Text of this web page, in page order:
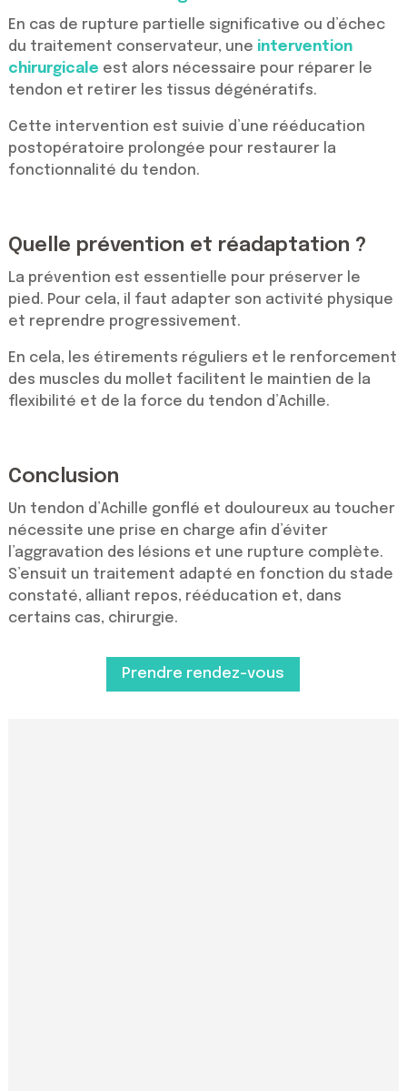
En cas de rupture partielle significative ou d’échec
du traitement conservateur, une intervention
chirurgicale est alors nécessaire pour réparer le
tendon et retirer les tissus dégénératifs.
Cette intervention est suivie d’une rééducation
postopératoire prolongée pour restaurer la
fonctionnalité du tendon.
Quelle prévention et réadaptation ?
La prévention est essentielle pour préserver le
pied. Pour cela, il faut adapter son activité physique
et reprendre progressivement.
En cela, les étirements réguliers et le renforcement
des muscles du mollet facilitent le maintien de la
flexibilité et de la force du tendon d’Achille.
Conclusion
Un tendon d’Achille gonflé et douloureux au toucher
nécessite une prise en charge afin d’éviter
l’aggravation des lésions et une rupture complète.
S’ensuit un traitement adapté en fonction du stade
constaté, alliant repos, rééducation et, dans
certains cas, chirurgie.
Prendre rendez-vous